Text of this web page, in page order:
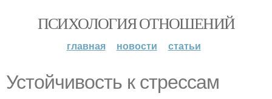
ПСИХОЛОГИЯ ОТНОШЕНИЙ
главная новости статьи
Устойчивость к стрессам